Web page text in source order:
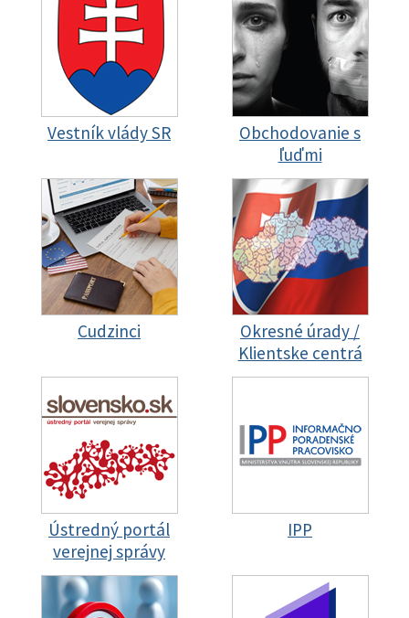
Vestník vlády SR
Obchodovanie s
ľuďmi
Cudzinci
Okresné úrady /
Klientske centrá
Ústredný portál
verejnej správy
IPP